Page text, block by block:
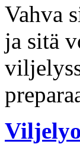
Vahva
ja sitä